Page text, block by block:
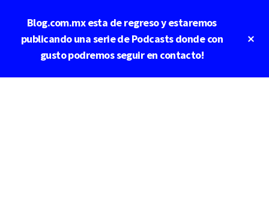
contenido
Blog.com.mx esta de regreso y estaremos
publicando una serie de Podcasts donde con
gusto podremos seguir en contacto!